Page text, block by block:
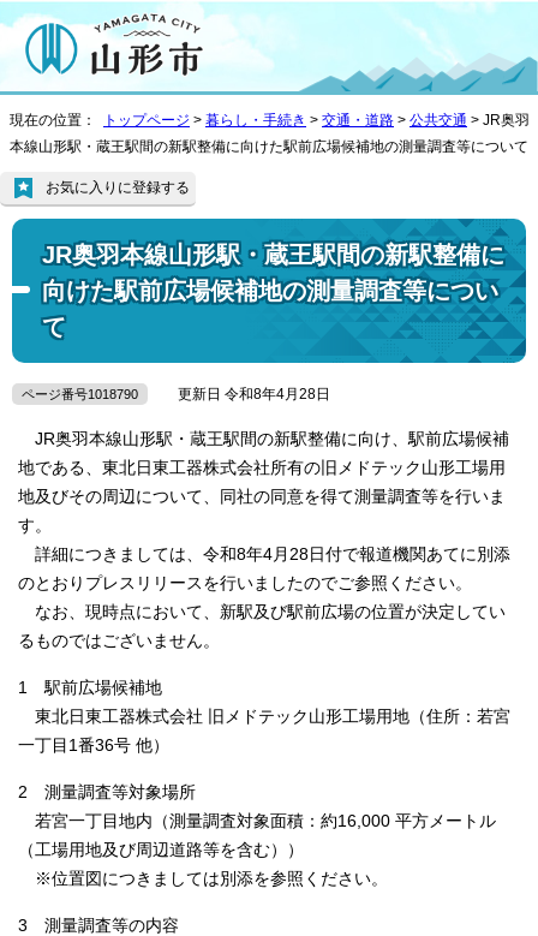
現在の位置： トップページ > 暮らし・手続き > 交通・道路 > 公共交通 > JR奥羽
本線山形駅・蔵王駅間の新駅整備に向けた駅前広場候補地の測量調査等について
JR奥羽本線山形駅・蔵王駅間の新駅整備に
向けた駅前広場候補地の測量調査等につい
て
お気に入りに登録する
ページ番号1018790 更新日 令和8年4月28日
JR奥羽本線山形駅・蔵王駅間の新駅整備に向け、駅前広場候補
地である、東北日東工器株式会社所有の旧メドテック山形工場用
地及びその周辺について、同社の同意を得て測量調査等を行いま
す。
詳細につきましては、令和8年4月28日付で報道機関あてに別添
のとおりプレスリリースを行いましたのでご参照ください。
なお、現時点において、新駅及び駅前広場の位置が決定してい
るものではございません。
1 駅前広場候補地
東北日東工器株式会社 旧メドテック山形工場用地（住所：若宮
一丁目1番36号 他）
2 測量調査等対象場所
若宮一丁目地内（測量調査対象面積：約16,000 平方メートル
（工場用地及び周辺道路等を含む））
※位置図につきましては別添を参照ください。
3 測量調査等の内容